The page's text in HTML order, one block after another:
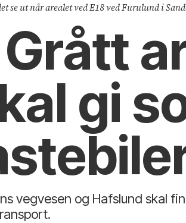
se ut når arealet ved E18 ved Furulund i
gi
vegvesen og Hafslund skal